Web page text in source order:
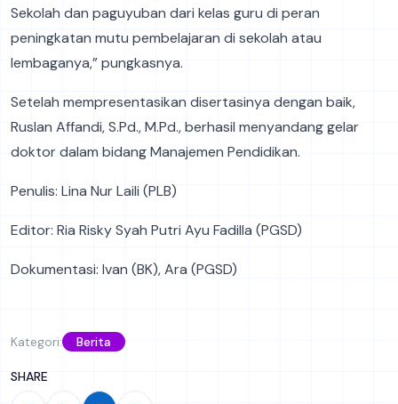
Sekolah dan paguyuban dari kelas guru di peran
peningkatan mutu pembelajaran di sekolah atau
lembaganya,” pungkasnya.
Setelah mempresentasikan disertasinya dengan baik,
Ruslan Affandi, S.Pd., M.Pd., berhasil menyandang gelar
doktor dalam bidang Manajemen Pendidikan.
Penulis: Lina Nur Laili (PLB)
Editor: Ria Risky Syah Putri Ayu Fadilla (PGSD)
Dokumentasi: Ivan (BK), Ara (PGSD)
Kategori: Berita
SHARE